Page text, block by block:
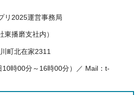
リ2025運営事務局
東播磨支社内）
町北在家2311
時00分～16時00分）／ Mail：t-